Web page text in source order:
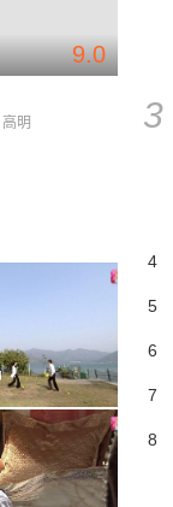
3
4
5
6
7
8
9.0
明